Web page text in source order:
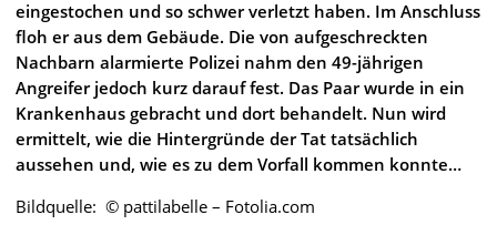
eingestochen und so schwer verletzt haben. Im Anschluss
floh er aus dem Gebäude. Die von aufgeschreckten
Nachbarn alarmierte Polizei nahm den 49-jährigen
Angreifer jedoch kurz darauf fest. Das Paar wurde in ein
Krankenhaus gebracht und dort behandelt. Nun wird
ermittelt, wie die Hintergründe der Tat tatsächlich
aussehen und, wie es zu dem Vorfall kommen konnte…
Bildquelle: © pattilabelle – Fotolia.com